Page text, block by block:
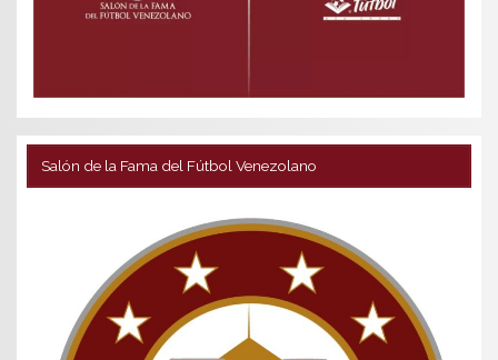
Salón de la Fama del Fútbol Venezolano